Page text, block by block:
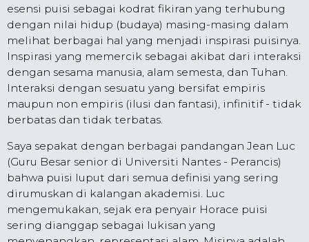
esensi puisi sebagai kodrat fikiran yang terhubung
dengan nilai hidup (budaya) masing-masing dalam
melihat berbagai hal yang menjadi inspirasi puisinya.
Inspirasi yang memercik sebagai akibat dari interaksi
dengan sesama manusia, alam semesta, dan Tuhan.
Interaksi dengan sesuatu yang bersifat empiris
maupun non empiris (ilusi dan fantasi), infinitif - tidak
berbatas dan tidak terbatas.
Saya sepakat dengan berbagai pandangan Jean Luc
(Guru Besar senior di Universiti Nantes - Perancis)
bahwa puisi luput dari semua definisi yang sering
dirumuskan di kalangan akademisi. Luc
mengemukakan, sejak era penyair Horace puisi
sering dianggap sebagai lukisan yang